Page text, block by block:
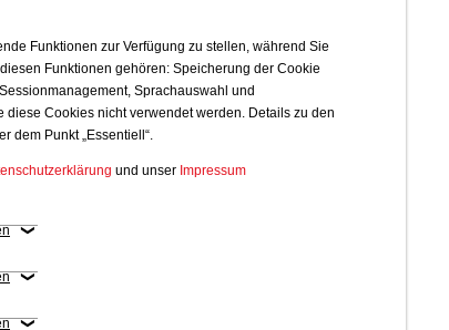
Funktionen zur Verfügung zu stellen, während Sie
Funktionen gehören: Speicherung der Cookie
Sprachauswahl und
Cookies nicht verwendet werden. Details zu den
dem Punkt „Essentiell“.
und unser Impressum